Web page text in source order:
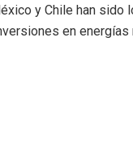
y Chile han
en